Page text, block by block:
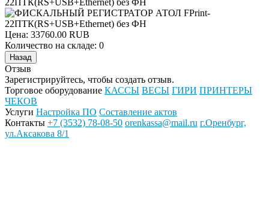
Цена: 33760.00 RUB
Количество на складе: 0
Отзыв
Зарегистрируйтесь, чтобы создать отзыв.
Торговое оборудование КАССЫ ВЕСЫ ГИРИ ПРИНТЕРЫ
ЧЕКОВ
Услуги Настройка ПО Составление актов
Контакты +7 (3532) 78-08-50 orenkassa@mail.ru г.Оренбург,
ул.Аксакова 8/1